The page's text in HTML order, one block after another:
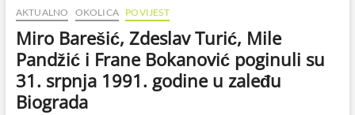
AKTUALNO OKOLICA POVIJEST
Miro Barešić, Zdeslav Turić, Mile
Pandžić i Frane Bokanović poginuli su
31. srpnja 1991. godine u zaleđu
Biograda